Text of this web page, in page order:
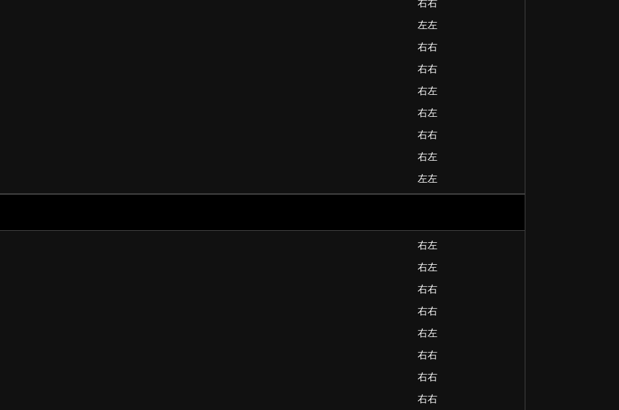
右右
左左
右右
右右
右左
右左
右右
右左
左左
右左
右左
右右
右右
右左
右右
右右
右右